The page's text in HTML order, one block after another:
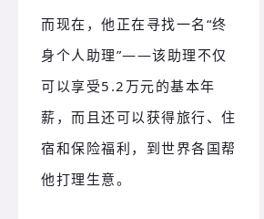
而现在，他正在寻找一名“终
身个人助理”——该助理不仅
可以享受5.2万元的基本年
薪，而且还可以获得旅行、住
宿和保险福利，到世界各国帮
他打理生意。